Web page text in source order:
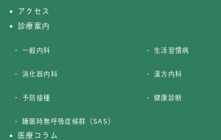
アクセス
診療案内
一般内科 生活習慣病
消化器内科 漢方内科
予防接種 健康診断
睡眠時無呼吸症候群（SAS）
医療コラム